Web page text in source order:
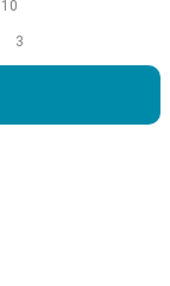
10
3